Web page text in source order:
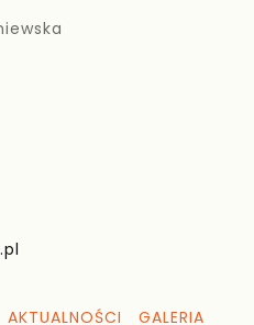
AKTUALNOŚCI GALERIA